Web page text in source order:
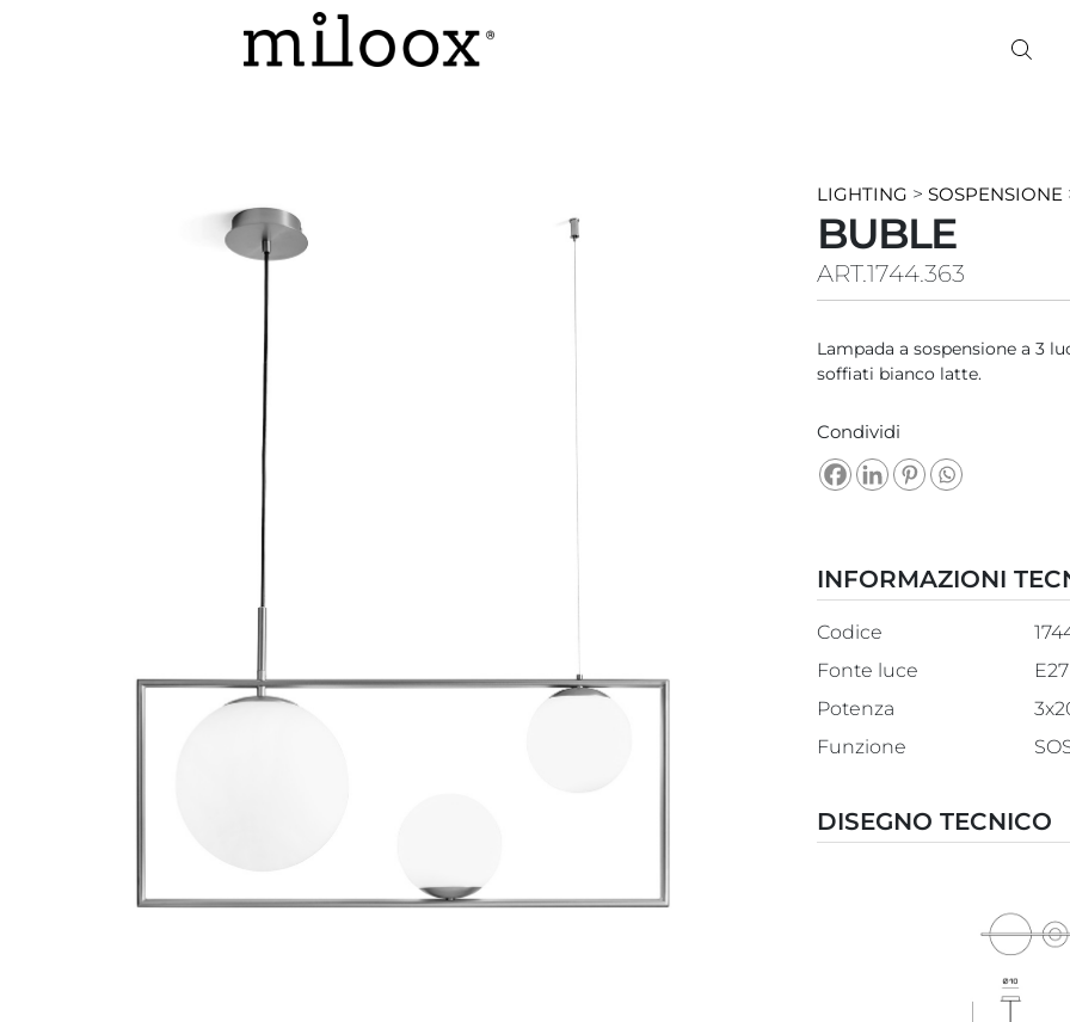
LIGHTING > SOSPENSIONE
BUBLE
ART.1744.363
Lampada a sospensione a 3
soffiati bianco latte.
Condividi
INFORMAZIONI
Codice
Fonte luce
E27
Potenza
Funzione
DISEGNO TECNICO